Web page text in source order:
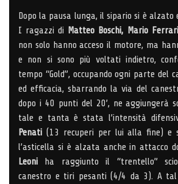
Dopo la pausa lunga, il sipario si è alzato
I ragazzi di Matteo Boschi, Mario
non solo hanno acceso il motore, ma
e non si sono più voltati indietro,
tempo “Gold”, occupando ogni parte del
ed efficacia, sbarrando la via del
dopo i 40 punti del 20’, ne aggiungerà
tale e tanta è stata l’intensità
Penati (13 recuperi per lui alla fine) e
l’asticella si è alzata anche in attacco
Leoni ha raggiunto il “trentello”
canestro e tiri pesanti (4/4 da 3). A